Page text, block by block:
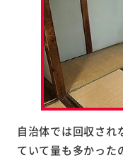
自治体では回収され
ていて量も多かった